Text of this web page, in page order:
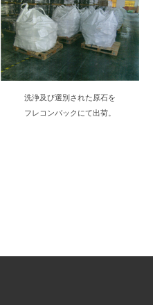
洗浄及び選別された原石を
フレコンバックにて出荷。